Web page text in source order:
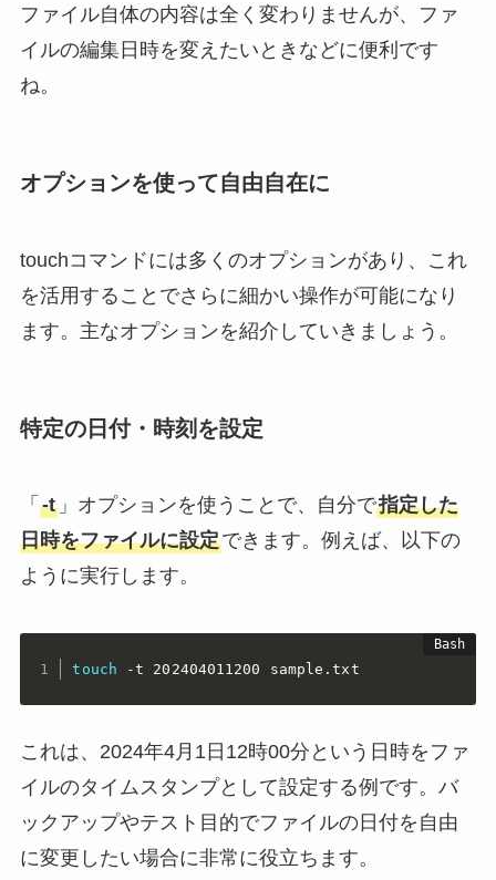
ファイル自体の内容は全く変わりませんが、ファ
イルの編集日時を変えたいときなどに便利です
ね。
オプションを使って自由自在に
touchコマンドには多くのオプションがあり、これ
を活用することでさらに細かい操作が可能になり
ます。主なオプションを紹介していきましょう。
特定の日付・時刻を設定
「 -t」オプションを使うことで、自分で指定した
日時をファイルに設定できます。例えば、以下の
ように実行します。
touch -t 202404011200 sample.txt
これは、2024年4月1日12時00分という日時をファ
イルのタイムスタンプとして設定する例です。バ
ックアップやテスト目的でファイルの日付を自由
に変更したい場合に非常に役立ちます。